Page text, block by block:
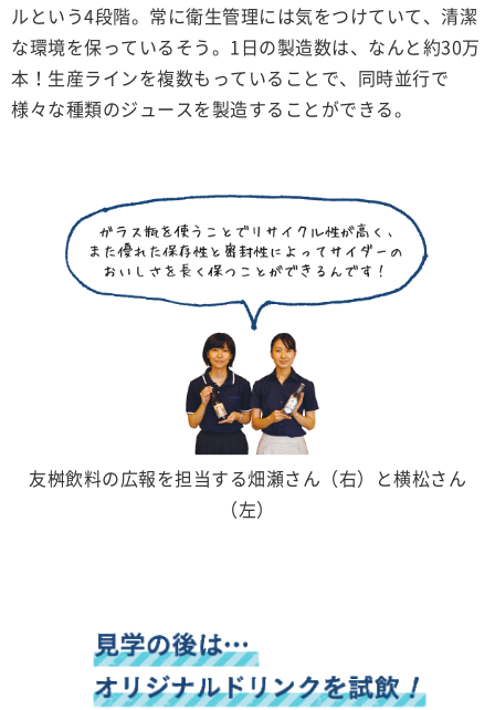
ルという4段階。常に衛生管理には気をつけていて、清潔
な環境を保っているそう。1日の製造数は、なんと約30万
本！生産ラインを複数もっていることで、同時並行で
様々な種類のジュースを製造することができる。
友桝飲料の広報を担当する畑瀬さん（右）と横松さん
（左）